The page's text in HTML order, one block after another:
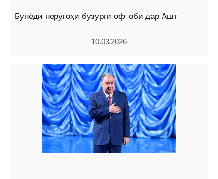
Бунёди неругоҳи бузурги офтобӣ дар Ашт
10.03.2026